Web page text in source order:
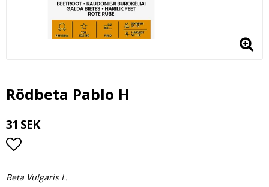
Rödbeta Pablo H
31 SEK
Beta Vulgaris L.